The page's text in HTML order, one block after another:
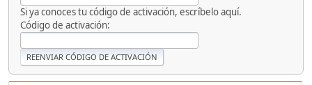
Si ya conoces tu código de activación, escríbelo aquí.
Código de activación: